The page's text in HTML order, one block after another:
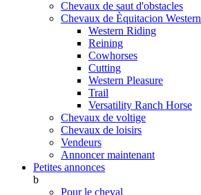
Chevaux de saut d'obstacles
Chevaux de Èquitacion Western
Western Riding
Reining
Cowhorses
Cutting
Western Pleasure
Trail
Versatility Ranch Horse
Chevaux de voltige
Chevaux de loisirs
Vendeurs
Annoncer maintenant
Petites annonces
b
Pour le cheval